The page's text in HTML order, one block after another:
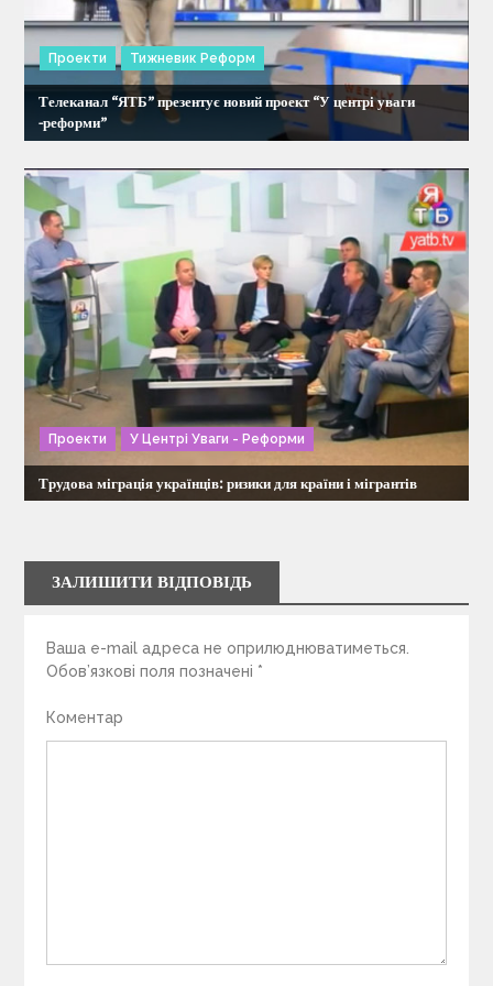
Проекти Тижневик Реформ
Телеканал “ЯТБ” презентує новий проект “У центрі уваги
-реформи”
Проекти У Центрі Уваги - Реформи
Трудова міграція українців: ризики для країни і мігрантів
ЗАЛИШИТИ ВІДПОВІДЬ
Ваша e-mail адреса не оприлюднюватиметься.
Обов’язкові поля позначені *
Коментар